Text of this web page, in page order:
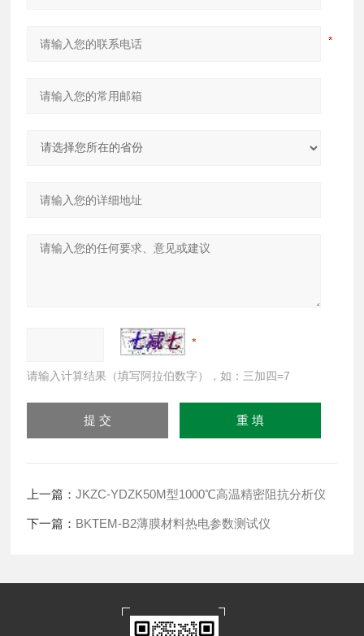
请输入计算结果（填写阿拉伯数字），如：三加四=7
上一篇：JKZC-YDZK50M型1000℃高温精密阻抗分析仪
下一篇： BKTEM-B2薄膜材料热电参数测试仪